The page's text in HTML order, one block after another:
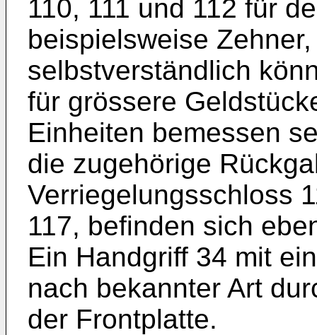
110, 111 und 112 für
beispielsweise
selbstverständlich
für grössere
Einheiten bemessen
die zugehörige
Verriegelungsschloss
117, befinden sich
Ein Handgriff 34 mit
nach bekannter Art
der Frontplatte.